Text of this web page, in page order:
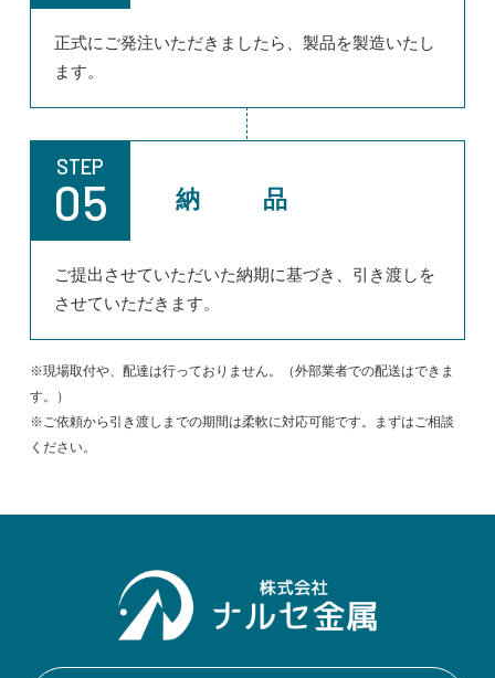
正式にご発注いただきましたら、製品を製造いたし
ます。
STEP
05 納 品
ご提出させていただいた納期に基づき、引き渡しを
させていただきます。
※現場取付や、配達は行っておりません。（外部業者での配送はできま
す。）
※ご依頼から引き渡しまでの期間は柔軟に対応可能です。まずはご相談
ください。